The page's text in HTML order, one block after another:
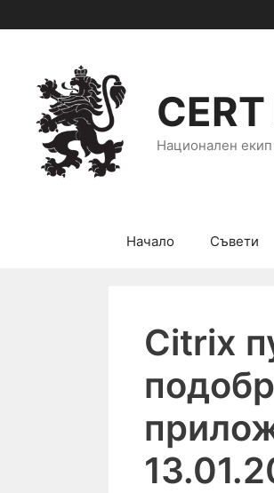
Национален
Начало Съвети
Citrix